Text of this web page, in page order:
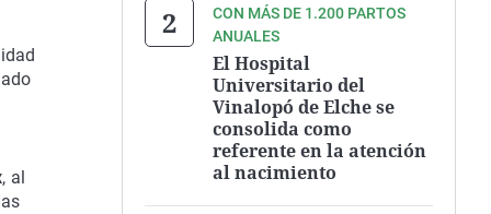
, al
CON MÁS DE 1.200 PARTOS
ANUALES
El Hospital
Universitario del
Vinalopó de Elche se
consolida como
referente en la atención
al nacimiento